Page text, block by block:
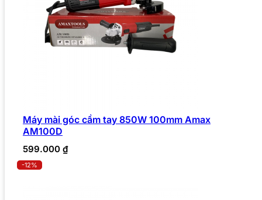
Máy mài góc cầm tay 850W 100mm Amax
AM100D
599.000 ₫
-12%